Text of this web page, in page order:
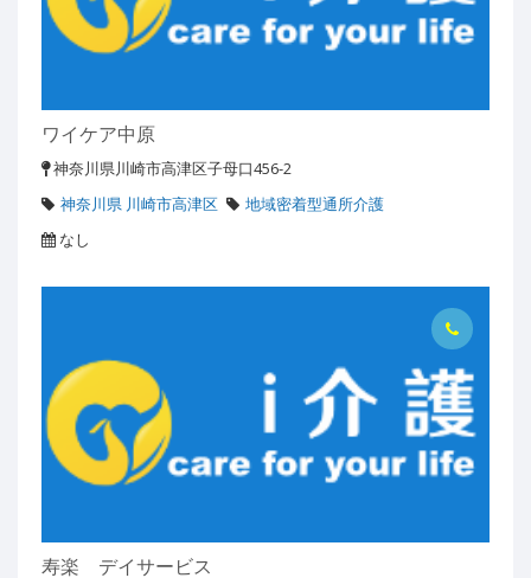
ワイケア中原
神奈川県川崎市高津区子母口456-2
神奈川県 川崎市高津区
地域密着型通所介護
なし
寿楽 デイサービス